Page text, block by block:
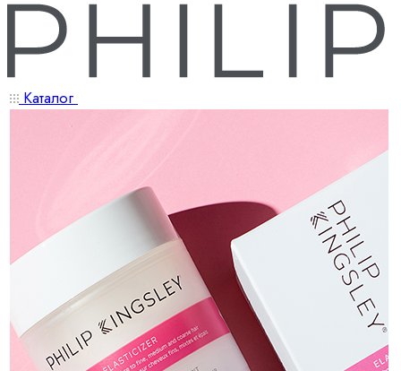
Каталог